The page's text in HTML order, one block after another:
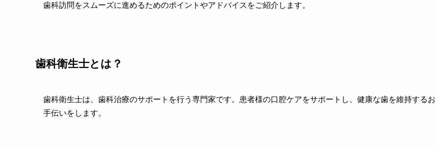
歯科訪問をスムーズに進めるためのポイントやアドバイスをご紹介します。
歯科衛生士とは？
歯科衛生士は、歯科治療のサポートを行う専門家です。患者様の口腔ケアをサポートし、健康な歯を維持するお
手伝いをします。